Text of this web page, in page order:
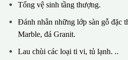
Tổng vệ sinh tầng thượng.
Đánh nhẵn những lớp sàn gỗ đặc
Marble, đá Granit.
Lau chùi các loại ti vi, tủ lạnh. ..